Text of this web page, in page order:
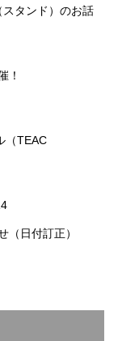
スタンド）のお話
！
（TEAC
（日付訂正）